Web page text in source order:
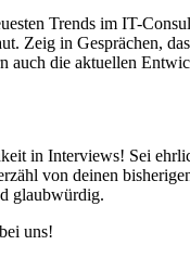
Trends im IT-
Zeig in Gesprächen,
auch die aktuellen
in Interviews! Sei
von deinen
glaubwürdig.
uns!